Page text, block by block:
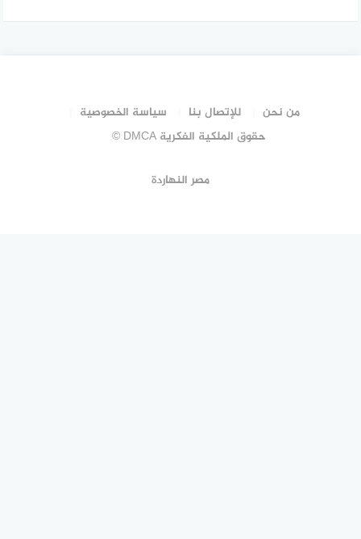
ONGEACHT 7 LETTERS – Puzzelwoorden?
من نحن للإتصال بنا
سياسة الخصوصية
حقوق الملكية الفكرية DMCA ©
مصر النهاردة